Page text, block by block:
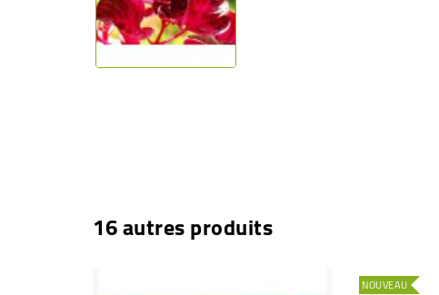
16 autres produits
NOUVEAU